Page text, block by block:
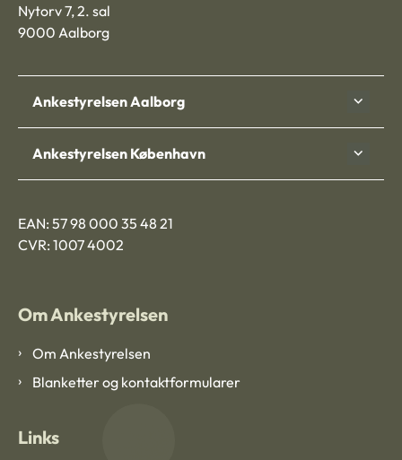
Nytorv 7, 2. sal
9000 Aalborg
Ankestyrelsen Aalborg
Ankestyrelsen København
EAN: 57 98 000 35 48 21
CVR: 1007 4002
Om Ankestyrelsen
Om Ankestyrelsen
Blanketter og kontaktformularer
Links